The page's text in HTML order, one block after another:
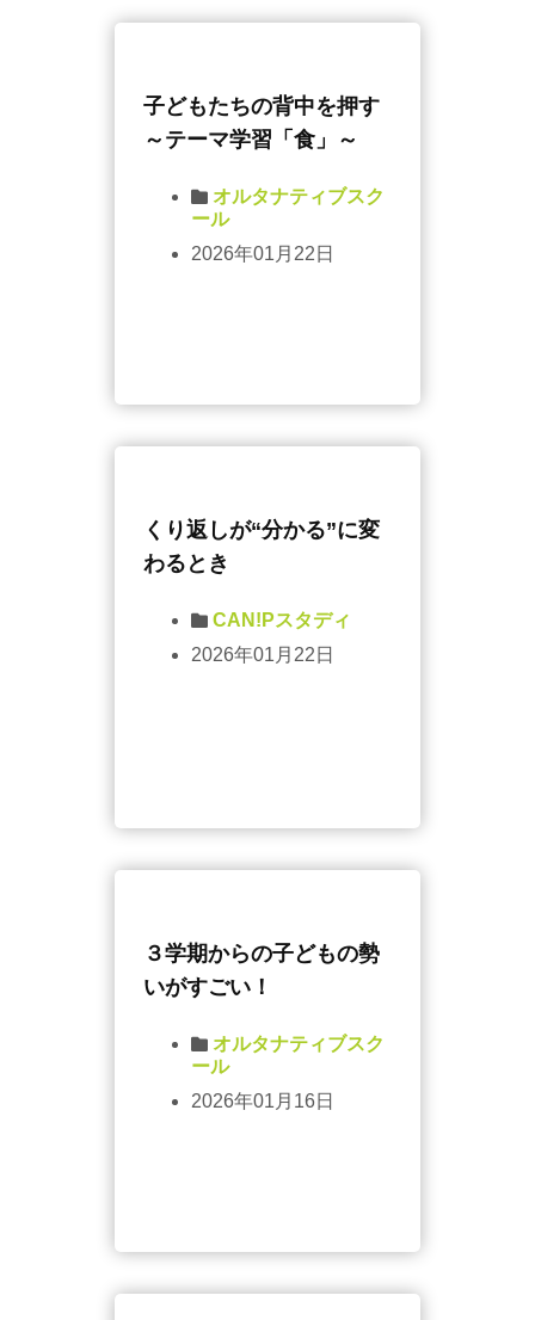
子どもたちの背中を押す
～テーマ学習「食」～
オルタナティブスク
ール
2026年01月22日
くり返しが“分かる”に変
わるとき
CAN!Pスタディ
2026年01月22日
３学期からの子どもの勢
いがすごい！
オルタナティブスク
ール
2026年01月16日